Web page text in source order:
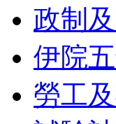
政制
伊院
勞工